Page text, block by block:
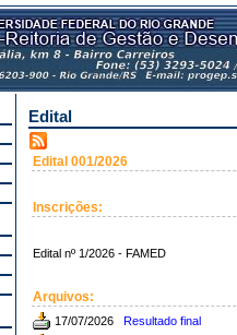
Edital
Edital 001/2026
Inscrições:
Edital nº 1/2026 - FAMED
Arquivos:
17/07/2026
Resultado final